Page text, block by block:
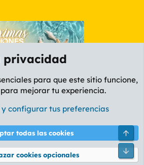
AMARILLO
y reglas Política de privacidad Ayuda
®
privacidad
para que este sitio funcione,
mejorar tu experiencia.
configurar tus preferencias
todas las cookies
cookies opcionales
Pie